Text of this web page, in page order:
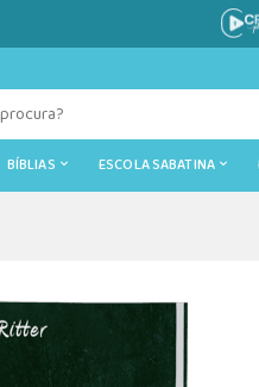
BÍBLIAS ESCOLA SABATINA